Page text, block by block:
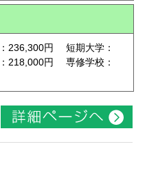
236,300円 短期大学：
218,000円 専修学校：